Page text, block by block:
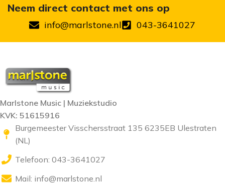
Neem direct contact met ons op
info@marlstone.nl 043-3641027
Marlstone Music | Muziekstudio
KVK: 51615916
Burgemeester Visschersstraat 135 6235EB Ulestraten
(NL)
Telefoon: 043-3641027
Mail: info@marlstone.nl